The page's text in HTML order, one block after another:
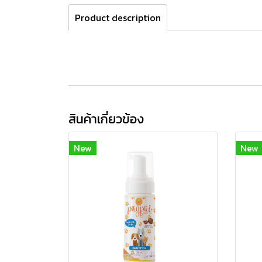
Product description
สินค้าเกี่ยวข้อง
New New